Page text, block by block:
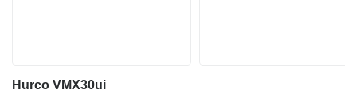
Hurco VMX30ui